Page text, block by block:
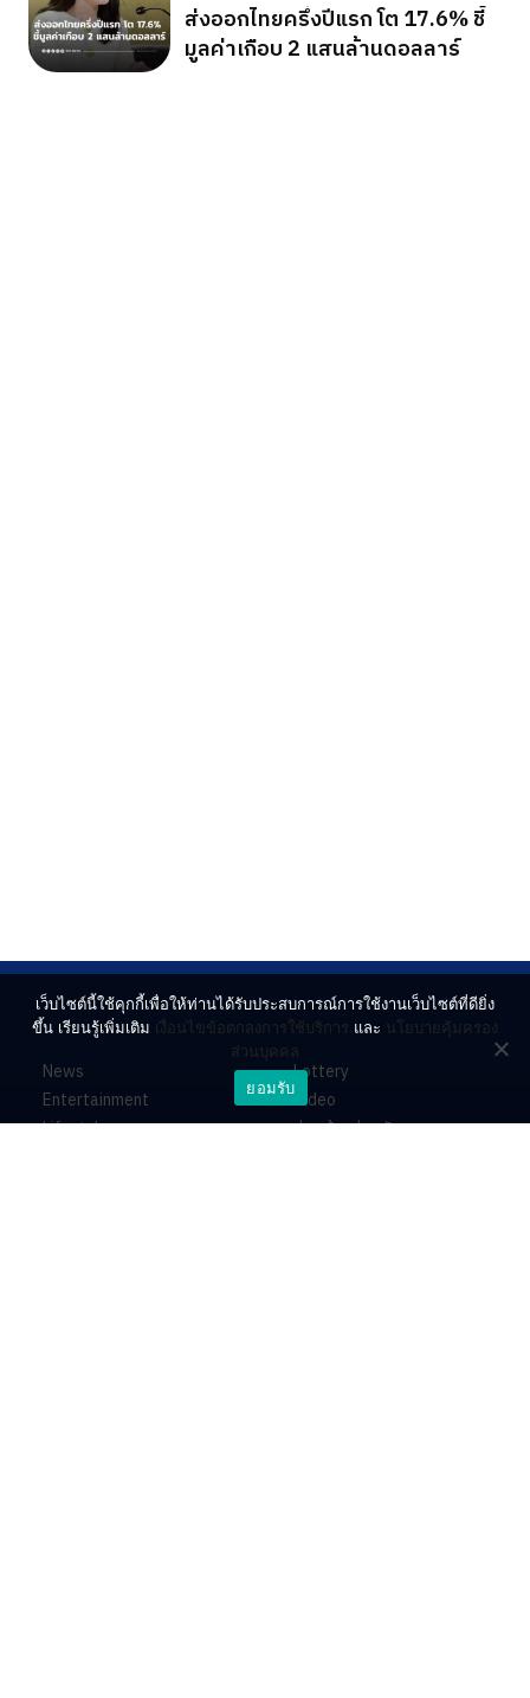
ส่งออกไทยครึ่งปีแรก โต 17.6% ชี้
มูลค่าเกือบ 2 แสนล้านดอลลาร์
News
Entertainment
Lifestyle
Lottery
Video
ร่วมด้วยช่วยกัน
เว็บไซต์นี้ใช้คุกกี้เพื่อให้ท่านได้รับประสบการณ์การใช้งานเว็บไซต์ที่ดียิ่ง
ขึ้น เรียนรู้เพิ่มเติม เงื่อนไขข้อตกลงการใช้บริการ และ นโยบายคุ้มครอง
ส่วนบุคคล
ยอมรับ